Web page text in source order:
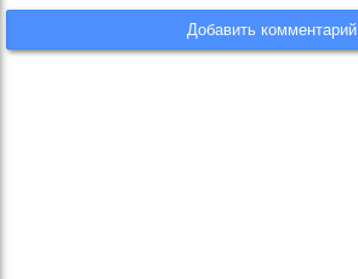
Добавить комментарий